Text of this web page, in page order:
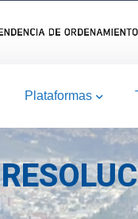
Plataformas